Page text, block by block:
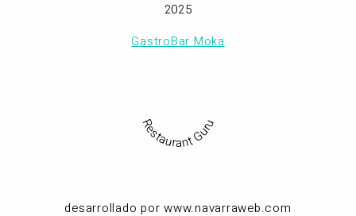
2025
GastroBar Moka
Restaurant Guru
desarrollado por www.navarraweb.com